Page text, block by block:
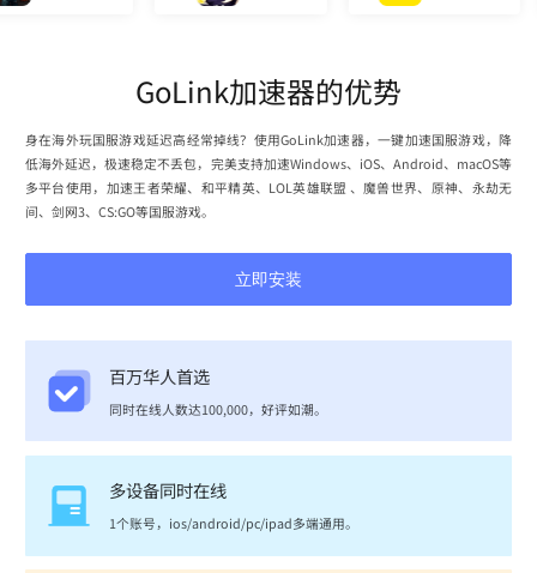
GoLink加速器的优势
身在海外玩国服游戏延迟高经常掉线？使用GoLink加速器，一键加速国服游戏，降
低海外延迟，极速稳定不丢包，完美支持加速Windows、iOS、Android、macOS等
多平台使用，加速王者荣耀、和平精英、LOL英雄联盟 、魔兽世界、原神、永劫无
间、剑网3、CS:GO等国服游戏。
立即安装
百万华人首选
同时在线人数达100,000，好评如潮。
多设备同时在线
1个账号，ios/android/pc/ipad多端通用。